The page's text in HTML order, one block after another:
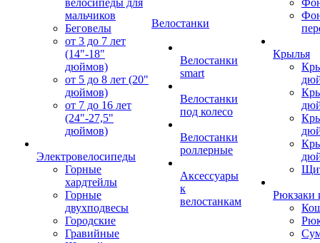
велосипеды для
мальчиков
Беговелы
от 3 до 7 лет
(14"-18"
дюймов)
от 5 до 8 лет (20"
дюймов)
от 7 до 16 лет
(24"-27,5"
дюймов)
Электровелосипеды
Горные
хардтейлы
Горные
двухподвесы
Городские
Гравийные
Велостанки
Велостанки
smart
Велостанки
под колесо
Велостанки
роллерные
Аксессуары
к
велостанкам
Крылья
Рюкзаки